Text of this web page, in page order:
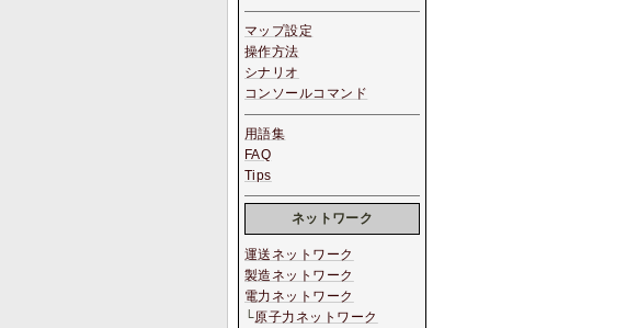
マップ設定
操作方法
シナリオ
コンソールコマンド
用語集
FAQ
Tips
ネットワーク
運送ネットワーク
製造ネットワーク
電力ネットワーク
└原子力ネットワーク